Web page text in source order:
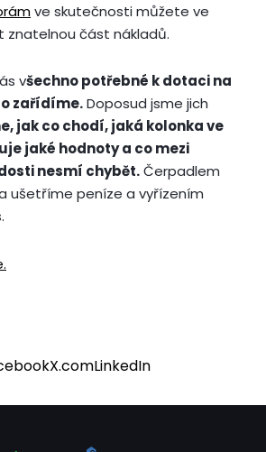
ve skutečnosti můžete ve
znatelnou část nákladů.
všechno potřebné k dotaci na
zařídíme.Doposud jsme jich
jak co chodí, jaká kolonka ve
jaké hodnoty a co mezi
nesmí chybět.Čerpadlem
ušetříme peníze a vyřízením
X.comLinkedIn